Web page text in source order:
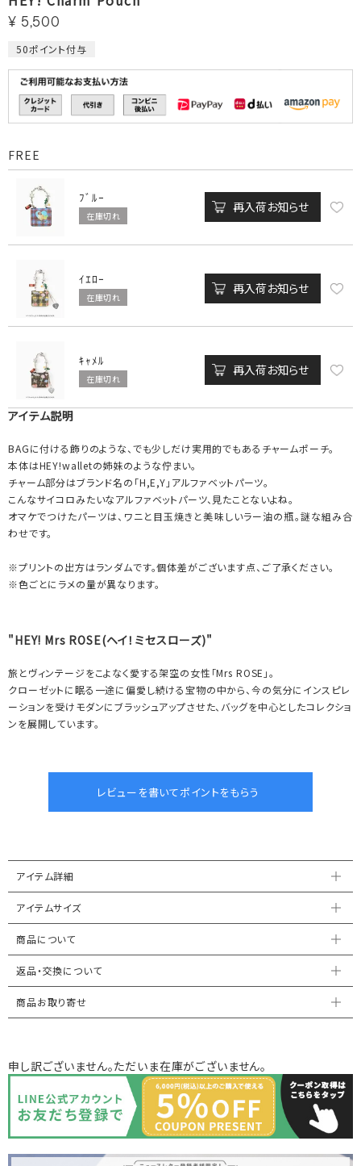
¥ 5,500
50ポイント付与
FREE
ﾌﾞﾙｰ
在庫切れ
再入荷お知らせ
ｲｴﾛｰ
在庫切れ
再入荷お知らせ
ｷｬﾒﾙ
在庫切れ
再入荷お知らせ
アイテム説明
BAGに付ける飾りのような、でも少しだけ実用的でもあるチャームポーチ。
本体はHEY!walletの姉妹のような佇まい。
チャーム部分はブランド名の「H,E,Y」アルファベットパーツ。
こんなサイコロみたいなアルファベットパーツ、見たことないよね。
オマケでつけたパーツは、ワニと目玉焼きと美味しいラー油の瓶。謎な組み合
わせです。
※プリントの出方はランダムです。個体差がございます点、ご了承ください。
※色ごとにラメの量が異なります。
"HEY! Mrs ROSE(ヘイ！ミセスローズ)"
旅とヴィンテージをこよなく愛する架空の女性「Mrs ROSE」。
クローゼットに眠る一途に偏愛し続ける宝物の中から、今の気分にインスピレ
ーションを受けモダンにブラッシュアップさせた、バッグを中心としたコレクショ
ンを展開しています。
アイテム詳細
アイテムサイズ
商品について
返品・交換について
商品お取り寄せ
申し訳ございません。ただいま在庫がございません。